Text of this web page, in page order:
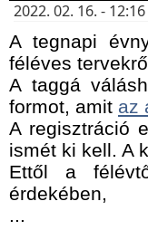
2022. 02. 16. -
A tegnapi
féléves
A taggá
formot, amit az
A regisztráció
ismét ki kell. A
Ettől a
érdekében,
...